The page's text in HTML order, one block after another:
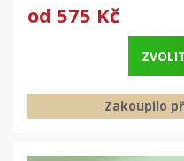
od 575 Kč
Zakoupilo